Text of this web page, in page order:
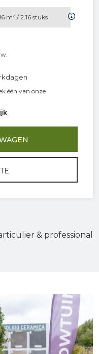
m² /2.16 stuks
één van onze
& professional